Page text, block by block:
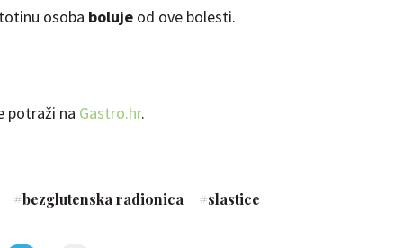
osoba boluje od ove bolesti.
potraži na Gastro.hr.
#bezglutenska radionica #slastice